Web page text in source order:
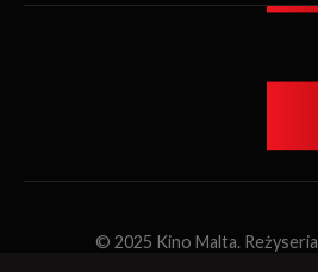
© 2025 Kino Malta. Reżyseria